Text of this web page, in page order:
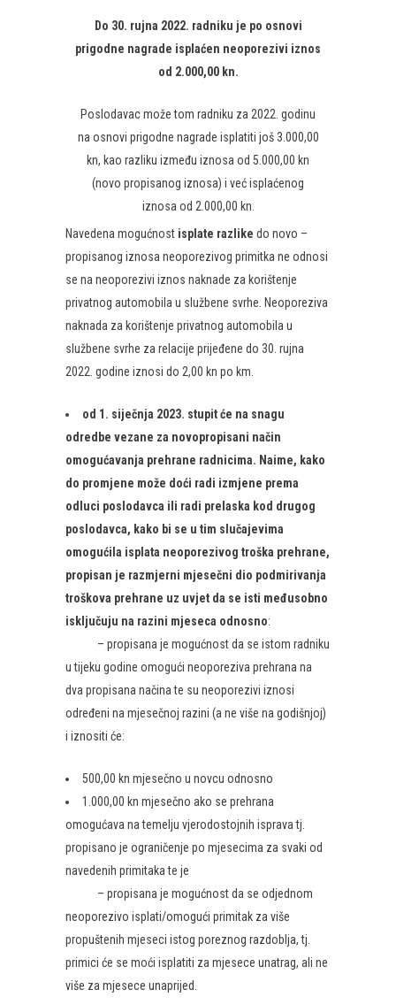
Do 30. rujna 2022. radniku je po osnovi
prigodne nagrade isplaćen neoporezivi iznos
od 2.000,00 kn.
Poslodavac može tom radniku za 2022. godinu
na osnovi prigodne nagrade isplatiti još 3.000,00
kn, kao razliku između iznosa od 5.000,00 kn
(novo propisanog iznosa) i već isplaćenog
iznosa od 2.000,00 kn.
​Navedena mogućnost isplate razlike do novo –
propisanog iznosa neoporezivog primitka ne odnosi
se na neoporezivi iznos naknade za korištenje
privatnog automobila u službene svrhe. Neoporeziva
naknada za korištenje privatnog automobila u
službene svrhe za relacije prijeđene do 30. rujna
2022. godine iznosi do 2,00 kn po km.
​od 1. siječnja 2023. stupit će na snagu
odredbe vezane za novopropisani način
omogućavanja prehrane radnicima. Naime, kako
do promjene može doći radi izmjene prema
odluci poslodavca ili radi prelaska kod drugog
poslodavca, kako bi se u tim slučajevima
omogućila isplata neoporezivog troška prehrane,
propisan je razmjerni mjesečni dio podmirivanja
troškova prehrane uz uvjet da se isti međusobno
isključuju na razini mjeseca odnosno:​
– propisana je mogućnost da se istom radniku
u tijeku godine omogući neoporeziva prehrana na
dva propisana načina te su neoporezivi iznosi
određeni na mjesečnoj razini (a ne više na godišnjoj)
i iznositi će:
​​500,00 kn mjesečno u novcu odnosno
​1.000,00 kn mjesečno ako se prehrana
omogućava na temelju vjerodostojnih isprava tj.
propisano je ograničenje po mjesecima za svaki od
navedenih primitaka te je
– propisana je mogućnost da se odjednom
neoporezivo isplati/omogući primitak za više
propuštenih mjeseci istog poreznog razdoblja, tj.
primici će se moći isplatiti za mjesece unatrag, ali ne
više za mjesece unaprijed.